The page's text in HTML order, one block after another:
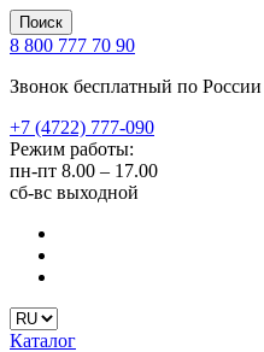
Поиск
8 800 777 70 90
Звонок бесплатный по России
+7 (4722) 777-090
Режим работы:
пн-пт 8.00 – 17.00
сб-вс выходной
Каталог